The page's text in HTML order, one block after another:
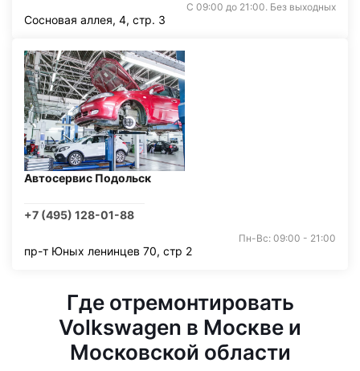
С 09:00 до 21:00. Без выходных
Сосновая аллея, 4, стр. 3
Автосервис Подольск
+7 (495) 128-01-88
Пн-Вс: 09:00 - 21:00
пр-т Юных ленинцев 70, стр 2
Где отремонтировать
Volkswagen в Москве и
Московской области